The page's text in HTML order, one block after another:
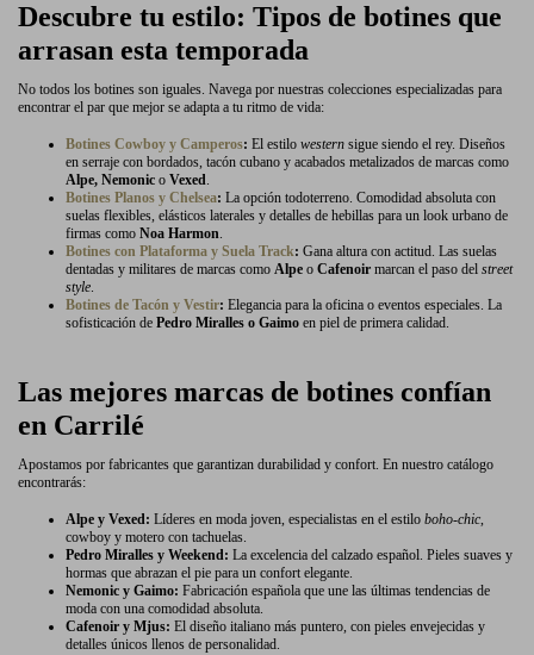
Descubre tu estilo: Tipos de botines que
arrasan esta temporada
No todos los botines son iguales. Navega por nuestras colecciones especializadas para
encontrar el par que mejor se adapta a tu ritmo de vida:
Botines Cowboy y Camperos: El estilo western sigue siendo el rey. Diseños
en serraje con bordados, tacón cubano y acabados metalizados de marcas como
Alpe, Nemonic o Vexed.
Botines Planos y Chelsea: La opción todoterreno. Comodidad absoluta con
suelas flexibles, elásticos laterales y detalles de hebillas para un look urbano de
firmas como Noa Harmon.
Botines con Plataforma y Suela Track: Gana altura con actitud. Las suelas
dentadas y militares de marcas como Alpe o Cafenoir marcan el paso del street
style.
Botines de Tacón y Vestir: Elegancia para la oficina o eventos especiales. La
sofisticación de Pedro Miralles o Gaimo en piel de primera calidad.
Las mejores marcas de botines confían
en Carrilé
Apostamos por fabricantes que garantizan durabilidad y confort. En nuestro catálogo
encontrarás:
Alpe y Vexed: Líderes en moda joven, especialistas en el estilo boho-chic,
cowboy y motero con tachuelas.
Pedro Miralles y Weekend: La excelencia del calzado español. Pieles suaves y
hormas que abrazan el pie para un confort elegante.
Nemonic y Gaimo: Fabricación española que une las últimas tendencias de
moda con una comodidad absoluta.
Cafenoir y Mjus: El diseño italiano más puntero, con pieles envejecidas y
detalles únicos llenos de personalidad.